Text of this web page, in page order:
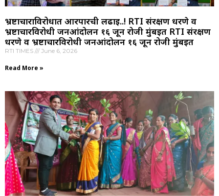
भ्रष्टाचाराविरोधात आरपारची लढाई..! RTI संरक्षण धरणे व
भ्रष्टाचारविरोधी जनआंदोलन १६ जून रोजी मुंबईत RTI संरक्षण
धरणे व भ्रष्टाचारविरोधी जनआंदोलन १६ जून रोजी मुंबईत
RTI TIMES June 6, 2026
Read More »